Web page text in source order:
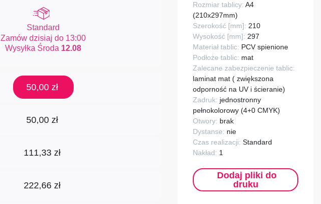
Standard
Środa 12.08
Zamów dzisiaj do 13:00
50,00 zł
50,00 zł
111,33 zł
222,66 zł
Rozmiar tablicy:A4
(210x297mm)
Szerokość [mm]: 210
Wysokość [mm]: 297
Materiał tablic: PCV spienione
Podłoże tablic: mat
Zalecane zabezpieczenie tablic:
laminat mat ( zwiększona
odporność na UV i ścieranie)
Zadruk: jednostronny
pełnokolorowy (4+0 CMYK)
Otwory: brak
Dystanse: nie
Czas realizacji:Standard
Nakład: 1
Dodaj pliki do
druku